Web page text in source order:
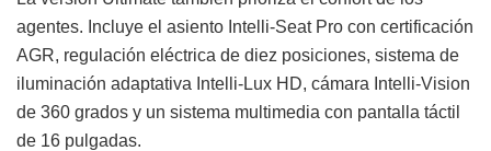
agentes. Incluye el asiento Intelli-Seat Pro con certificación
AGR, regulación eléctrica de diez posiciones, sistema de
iluminación adaptativa Intelli-Lux HD, cámara Intelli-Vision
de 360 grados y un sistema multimedia con pantalla táctil
de 16 pulgadas.